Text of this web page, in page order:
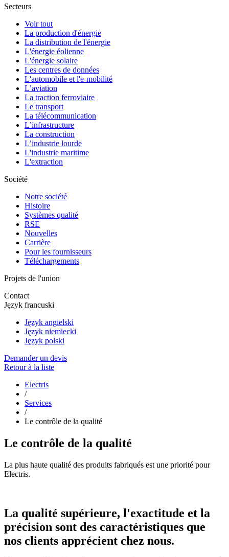
Secteurs
Voir tout
La production d'énergie
La distribution de l'énergie
L'énergie éolienne
L'énergie solaire
Les centres de données
L'automobile et l'e-mobilité
L’aviation
La traction ferroviaire
Le transport
La télécommunication
L’infrastructure
La construction
L’industrie lourde
L'industrie maritime
L'extraction
Société
Notre société
Histoire
Systèmes qualité
RSE
Nouvelles
Carrière
Pour les fournisseurs
Téléchargements
Projets de l'union
Contact
Język francuski
Język angielski
Język niemiecki
Język polski
Demander un devis
Retour à la liste
Electris
/
Services
/
Le contrôle de la qualité
Le contrôle de la qualité
La plus haute qualité des produits fabriqués est une priorité pour
Electris.
La qualité supérieure, l'exactitude et la
précision sont des caractéristiques que
nos clients apprécient chez nous.